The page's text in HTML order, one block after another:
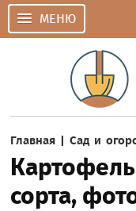
МЕНЮ
Главная |Сад и
сорта,